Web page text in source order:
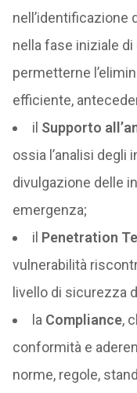
nell’identificazione
nella fase iniziale
permetterne
efficiente,
il Supporto
ossia l’analisi degli
divulgazione delle
emergenza;
il Penetration
vulnerabilità
livello di sicurezza
la Compliance,
conformità e
norme, regole,